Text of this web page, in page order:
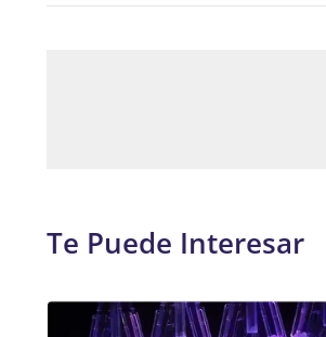
Te Puede Interesar